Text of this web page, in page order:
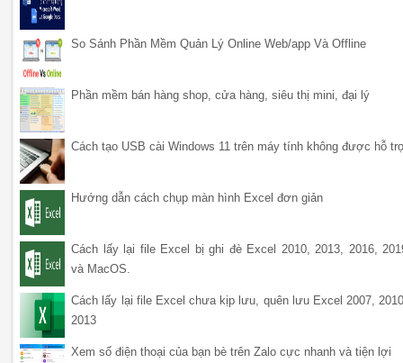
So Sánh Phần Mềm Quản Lý Online Web/app Và Offline
Phần mềm bán hàng shop, cửa hàng, siêu thị mini, đại lý
Cách tạo USB cài Windows 11 trên máy tính không được hỗ
Hướng dẫn cách chụp màn hình Excel đơn giản
Cách lấy lại file Excel bị ghi đè Excel 2010, 2013, 2016,
và MacOS.
Cách lấy lại file Excel chưa kịp lưu, quên lưu Excel 2007,
2013
Xem số điện thoại của bạn bè trên Zalo cực nhanh và tiện lợi